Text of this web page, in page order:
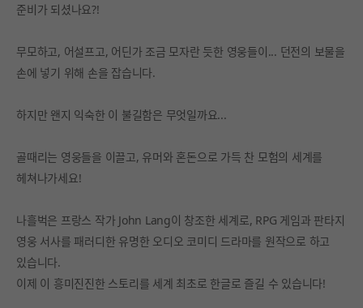
준비가 되셨나요?!
무모하고, 어설프고, 어딘가 조금 모자란 듯한 영웅들이... 던전의 보물을
손에 넣기 위해 손을 잡습니다.
하지만 왠지 익숙한 이 불길함은 무엇일까요...
골때리는 영웅들을 이끌고, 유머와 혼돈으로 가득 찬 모험의 세계를
헤쳐나가세요!
나흘벅은 프랑스 작가 John Lang이 창조한 세계로, RPG 게임과 판타지
영웅 서사를 패러디한 유명한 오디오 코미디 드라마를 원작으로 하고
있습니다.
이제 이 흥미진진한 스토리를 세계 최초로 한글로 즐길 수 있습니다!